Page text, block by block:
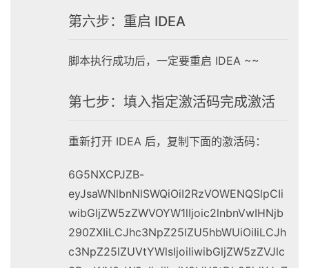
第六步：重启 IDEA
脚本执行成功后，一定要重启 IDEA ~~
第七步：填入指定激活码完成激活
重新打开 IDEA 后，复制下面的激活码：
6G5NXCPJZB-
eyJsaWNlbnNlSWQiOiI2RzVOWENQSlpCIi
wibGljZW5zZWVOYW1lIjoic2lnbnVwIHNjb
290ZXIiLCJhc3NpZ25lZU5hbWUiOiIiLCJh
c3NpZ25lZUVtYWlsIjoiIiwibGljZW5zZVJlc